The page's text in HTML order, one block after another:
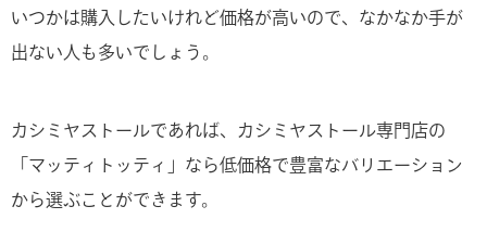
いつかは購入したいけれど価格が高いので、なかなか手が
出ない人も多いでしょう。
カシミヤストールであれば、カシミヤストール専門店の
「マッティトッティ」なら低価格で豊富なバリエーション
から選ぶことができます。